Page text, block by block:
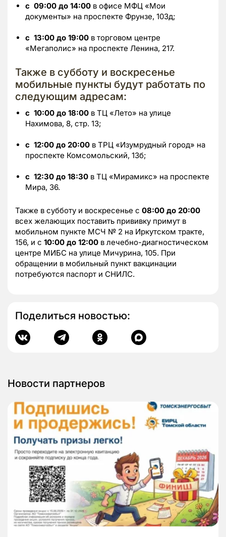
с 09:00 до 14:00 в офисе МФЦ «Мои
документы» на проспекте Фрунзе, 103д;
с 13:00 до 19:00 в торговом центре
«Мегаполис» на проспекте Ленина, 217.
Также в субботу и воскресенье
мобильные пункты будут работать по
следующим адресам:
с 10:00 до 18:00 в ТЦ «Лето» на улице
Нахимова, 8, стр. 13;
с 12:00 до 20:00 в ТРЦ «Изумрудный город» на
проспекте Комсомольский, 13б;
с 12:30 до 18:30 в ТЦ «Мирамикс» на проспекте
Мира, 36.
Также в субботу и воскресенье с 08:00 до 20:00
всех желающих поставить прививку примут в
мобильном пункте МСЧ № 2 на Иркутском тракте,
156, и с 10:00 до 12:00 в лечебно-диагностическом
центре МИБС на улице Мичурина, 105. При
обращении в мобильный пункт вакцинации
потребуются паспорт и СНИЛС.
Поделиться новостью:
Новости партнеров